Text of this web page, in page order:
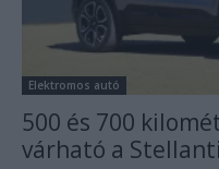
Elektromos autó
500 és 700
várható a